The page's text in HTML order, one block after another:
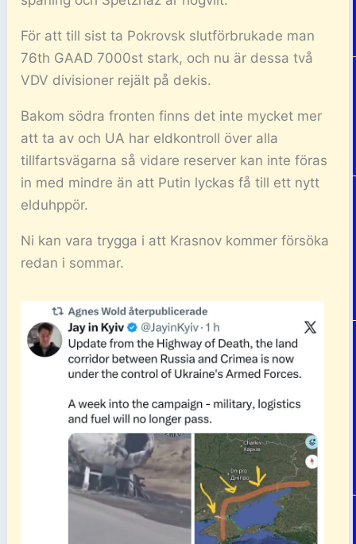
För att till sist ta Pokrovsk slutförbrukade man
76th GAAD 7000st stark, och nu är dessa två
VDV divisioner rejält på dekis.
Bakom södra fronten finns det inte mycket mer
att ta av och UA har eldkontroll över alla
tillfartsvägarna så vidare reserver kan inte föras
in med mindre än att Putin lyckas få till ett nytt
elduhppör.
Ni kan vara trygga i att Krasnov kommer försöka
redan i sommar.